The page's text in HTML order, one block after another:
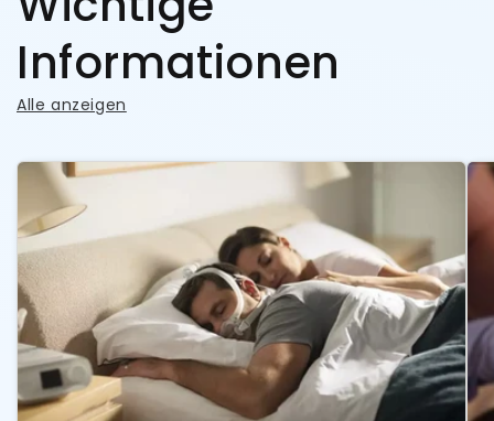
Informationen
Alle anzeigen